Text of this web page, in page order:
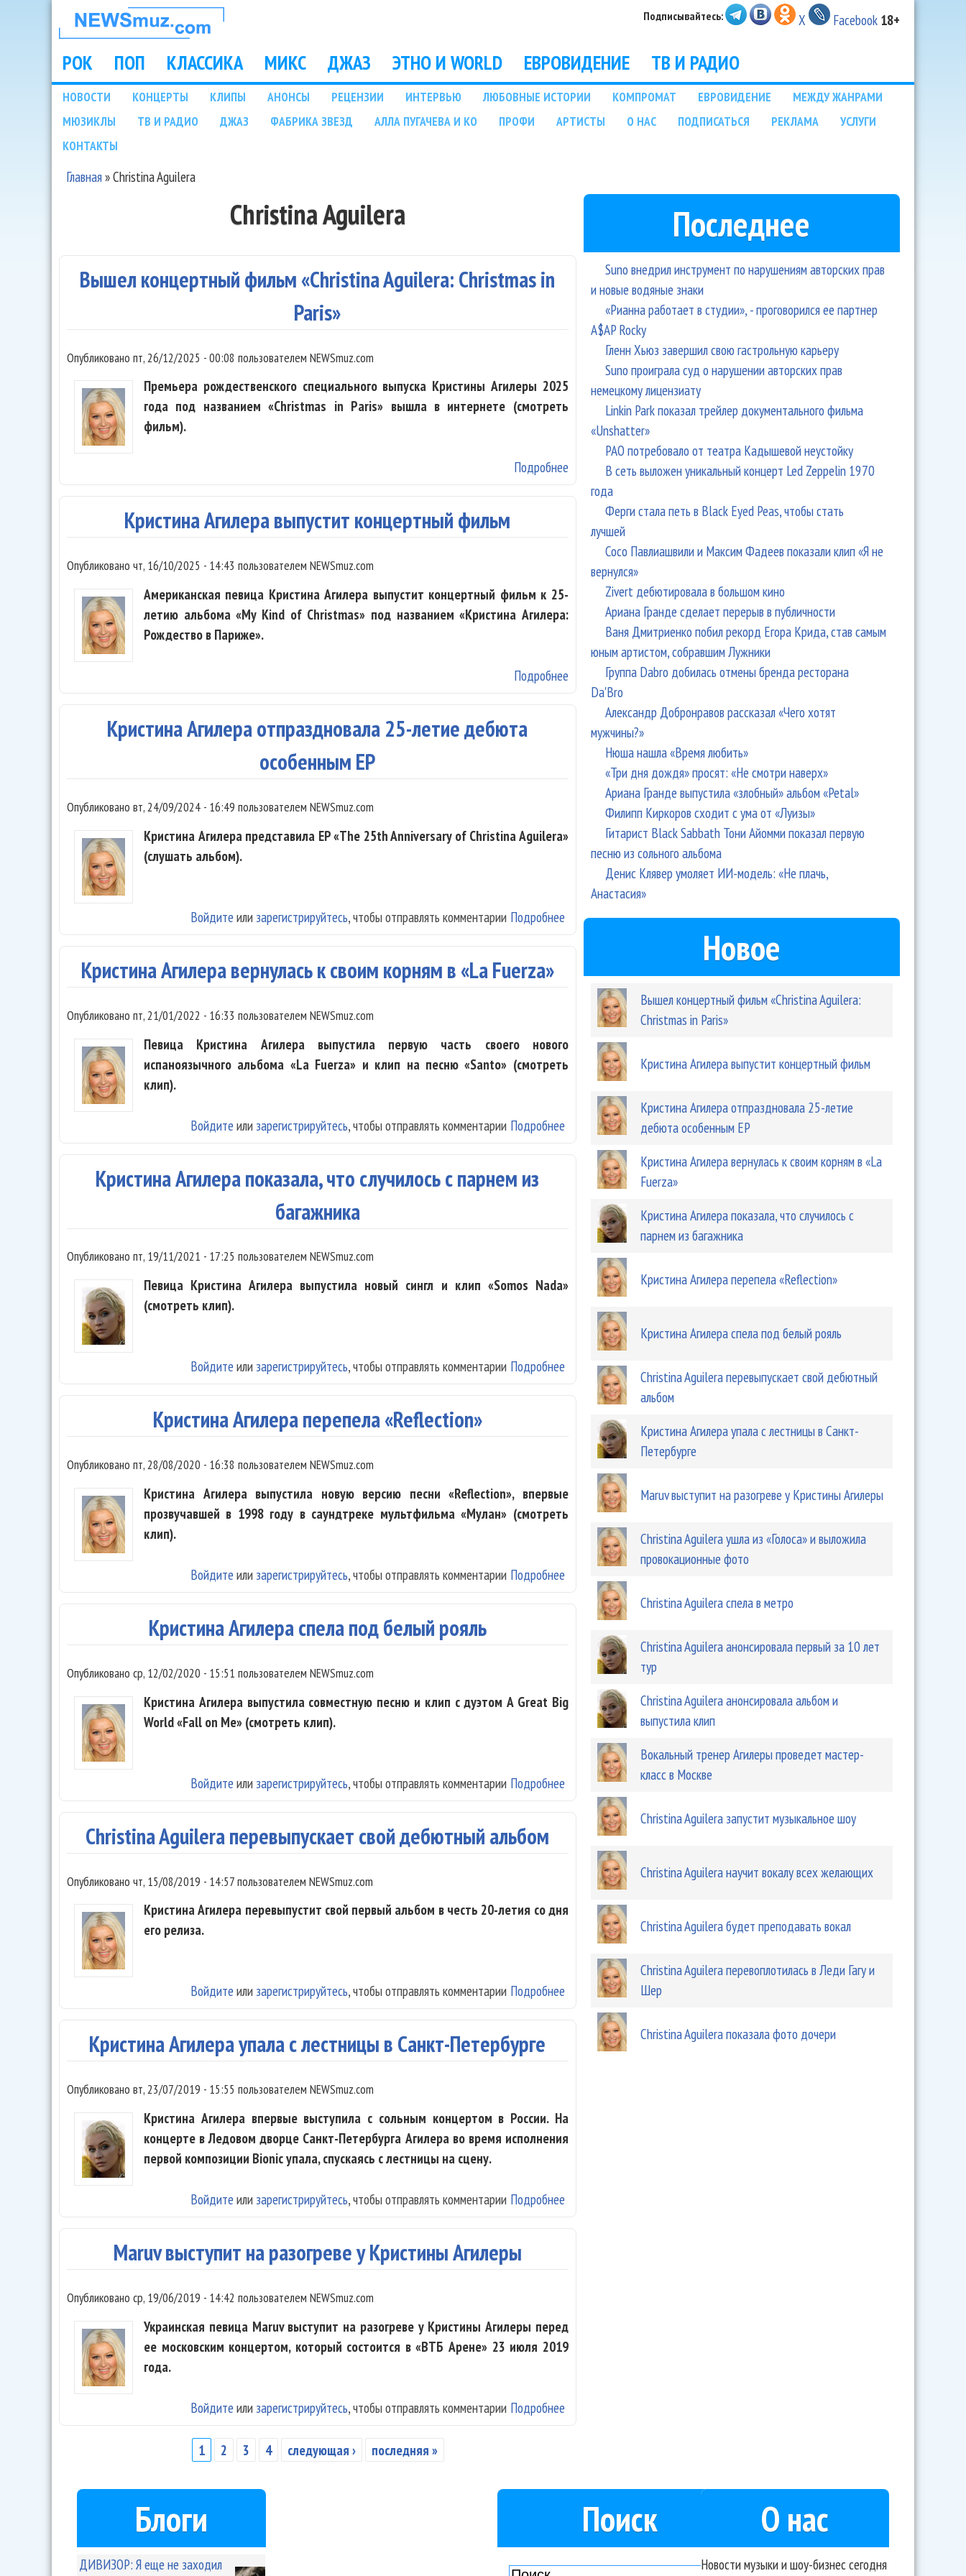
НОВОСТИ
МУЗЫКИ И
ШОУ БИЗНЕСА
NEWSMUZ.COM
Подписывайтесь: X Facebook 18+
Main menu
РОК ПОП КЛАССИКА МИКС ДЖАЗ ЭТНО И WORLD ЕВРОВИДЕНИЕ ТВ И РАДИО
Подразделы
НОВОСТИ КОНЦЕРТЫ КЛИПЫ АНОНСЫ РЕЦЕНЗИИ ИНТЕРВЬЮ ЛЮБОВНЫЕ ИСТОРИИ КОМПРОМАТ ЕВРОВИДЕНИЕ
МЕЖДУ ЖАНРАМИ
МЮЗИКЛЫ
ТВ И РАДИО ДЖАЗ ФАБРИКА ЗВЕЗД АЛЛА ПУГАЧЕВА И КО ПРОФИ АРТИСТЫ О НАС ПОДПИСАТЬСЯ РЕКЛАМА
УСЛУГИ
КОНТАКТЫ
Главная»Christina Aguilera
Christina Aguilera
Вышел концертный фильм «Christina Aguilera: Christmas in
Paris»
Опубликовано пт, 26/12/2025 - 00:08 пользователем NEWSmuz.com
Премьера рождественского специального выпуска Кристины Агилеры 2025
года под названием «Christmas in Paris» вышла в интернете (смотреть
фильм).
Подробнее о Вышел концертный фильм «Christina Aguilera: Christmas in Paris»
Кристина Агилера выпустит концертный фильм
Опубликовано чт, 16/10/2025 - 14:43 пользователем NEWSmuz.com
Американская певица Кристина Агилера выпустит концертный фильм к 25-
летию альбома «My Kind of Christmas» под названием «Кристина Агилера:
Рождество в Париже».
Подробнее о Кристина Агилера выпустит концертный фильм
Кристина Агилера отпраздновала 25-летие дебюта
особенным EP
Опубликовано вт, 24/09/2024 - 16:49 пользователем NEWSmuz.com
Кристина Агилера представила EP «The 25th Anniversary of Christina Aguilera»
(слушать альбом).
Подробнее о Кристина Агилера отпраздновала 25-летие дебюта особенным EP
Войдите или зарегистрируйтесь, чтобы отправлять комментарии
Кристина Агилера вернулась к своим корням в «La Fuerza»
Опубликовано пт, 21/01/2022 - 16:33 пользователем NEWSmuz.com
Певица Кристина Агилера выпустила первую часть своего нового
испаноязычного альбома «La Fuerza» и клип на песню «Santo» (смотреть
клип).
Подробнее о Кристина Агилера вернулась к своим корням в «La Fuerza»
Войдите или зарегистрируйтесь, чтобы отправлять комментарии
Кристина Агилера показала, что случилось с парнем из
багажника
Опубликовано пт, 19/11/2021 - 17:25 пользователем NEWSmuz.com
Певица Кристина Агилера выпустила новый сингл и клип «Somos Nada»
(смотреть клип).
Подробнее о Кристина Агилера показала, что случилось с парнем из багажника
Войдите или зарегистрируйтесь, чтобы отправлять комментарии
Кристина Агилера перепела «Reflection»
Опубликовано пт, 28/08/2020 - 16:38 пользователем NEWSmuz.com
Кристина Агилера выпустила новую версию песни «Reflection», впервые
прозвучавшей в 1998 году в саундтреке мультфильма «Мулан» (смотреть
клип).
Подробнее
Войдите или зарегистрируйтесь, чтобы отправлять комментарии
Кристина Агилера спела под белый рояль
Опубликовано ср, 12/02/2020 - 15:51 пользователем NEWSmuz.com
Кристина Агилера выпустила совместную песню и клип с дуэтом A Great Big
World «Fall on Me» (смотреть клип).
Подробнее о Кристина Агилера спела под белый рояль
Войдите или зарегистрируйтесь, чтобы отправлять комментарии
Christina Aguilera перевыпускает свой дебютный альбом
Опубликовано чт, 15/08/2019 - 14:57пользователем NEWSmuz.com
Кристина Агилера перевыпустит свой первый альбом в честь 20-летия со дня
его релиза.
Подробнее о Christina Aguilera перевыпускает свой дебютный альбом
Войдите или зарегистрируйтесь, чтобы отправлять комментарии
Кристина Агилера упала с лестницы в Санкт-Петербурге
Опубликовано вт, 23/07/2019 - 15:55 пользователем NEWSmuz.com
Кристина Агилера впервые выступила с сольным концертом в России. На
концерте в Ледовом дворце Санкт-Петербурга Агилера во время исполнения
первой композиции Bionic упала, спускаясь с лестницы на сцену.
Подробнее
Войдите или зарегистрируйтесь, чтобы отправлять комментарии
Maruv выступит на разогреве у Кристины Агилеры
Опубликовано ср, 19/06/2019 - 14:42 пользователем NEWSmuz.com
Украинская певица Maruv выступит на разогреве у Кристины Агилеры перед
ее московским концертом, который состоится в «ВТБ Арене» 23 июля 2019
года.
Подробнее
Войдите или зарегистрируйтесь, чтобы отправлять комментарии
1 2 3 4 следующая › последняя »
Последнее
Suno внедрил инструмент по нарушениям авторских прав
и новые водяные знаки
«Рианна работает в студии», - проговорился ее партнер
A$AP Rocky
Гленн Хьюз завершил свою гастрольную карьеру
Suno проиграла суд о нарушении авторских прав
немецкому лицензиату
Linkin Park показал трейлер документального фильма
«Unshatter»
РАО потребовало от театра Кадышевой неустойку
В сеть выложен уникальный концерт Led Zeppelin 1970
года
Ферги стала петь в Black Eyed Peas, чтобы стать
лучшей
Сосо Павлиашвили и Максим Фадеев показали клип «Я не
вернулся»
Zivert дебютировала в большом кино
Ариана Гранде сделает перерыв в публичности
Ваня Дмитриенко побил рекорд Егора Крида, став самым
юным артистом, собравшим Лужники
Группа Dabro добилась отмены бренда ресторана
Da'Bro
Александр Добронравов рассказал «Чего хотят
мужчины?»
Нюша нашла «Время любить»
«Три дня дождя» просят: «Не смотри наверх»
Ариана Гранде выпустила «злобный» альбом «Petal»
Филипп Киркоров сходит с ума от «Луизы»
Гитарист Black Sabbath Тони Айомми показал первую
песню из сольного альбома
Денис Клявер умоляет ИИ-модель: «Не плачь,
Анастасия»
Новое
Вышел концертный фильм «Christina Aguilera:
Christmas in Paris»
Кристина Агилера выпустит концертный фильм
Кристина Агилера отпраздновала 25-летие
дебюта особенным EP
Кристина Агилера вернулась к своим корням в «La
Fuerza»
Кристина Агилера показала, что случилось с
парнем из багажника
Кристина Агилера перепела «Reflection»
Кристина Агилера спела под белый рояль
Christina Aguilera перевыпускает свой дебютный
альбом
Кристина Агилера упала с лестницы в Санкт-
Петербурге
Maruv выступит на разогреве у Кристины Агилеры
Christina Aguilera ушла из «Голоса» и выложила
провокационные фото
Christina Aguilera спела в метро
Christina Aguilera анонсировала первый за 10 лет
тур
Christina Aguilera анонсировала альбом и
выпустила клип
Вокальный тренер Агилеры проведет мастер-
класс в Москве
Christina Aguilera запустит музыкальное шоу
Christina Aguilera научит вокалу всех желающих
Christina Aguilera будет преподавать вокал
Christina Aguilera перевоплотилась в Леди Гагу и
Шер
Christina Aguilera показала фото дочери
Блоги
ДИВИЗОР: Я еще не заходил
Поиск О нас
Новости музыки и шоу-бизнес сегодня